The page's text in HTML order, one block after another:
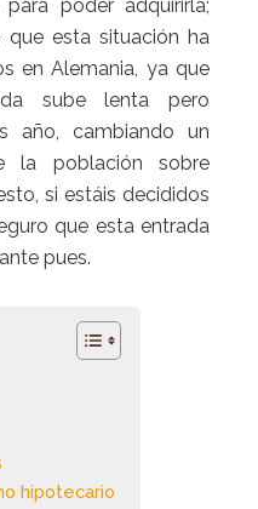
poder adquirirla;
que esta situación ha
en Alemania, ya que
sube lenta pero
año, cambiando un
la población sobre
si estáis decididos
que esta entrada
pues.
hipotecario